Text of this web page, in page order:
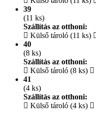
39
(11 ks)
Szállítás az otthoni:
Külső tároló (11 ks)
40
(8 ks)
Szállítás az otthoni:
Külső tároló (8 ks)
41
(4 ks)
Szállítás az otthoni:
Külső tároló (4 ks)